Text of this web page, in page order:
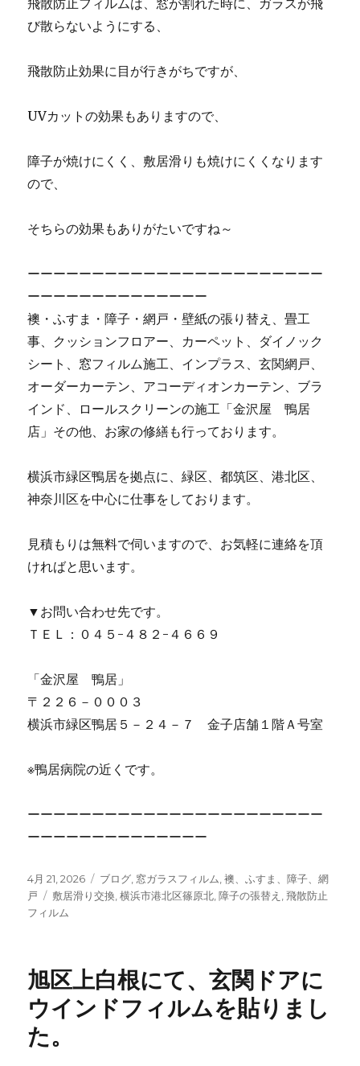
飛散防止フィルムは、窓が割れた時に、ガラスが飛
び散らないようにする、
飛散防止効果に目が行きがちですが、
UVカットの効果もありますので、
障子が焼けにくく、敷居滑りも焼けにくくなります
ので、
そちらの効果もありがたいですね～
ーーーーーーーーーーーーーーーーーーーーーーー
ーーーーーーーーーーーーーー
襖・ふすま・障子・網戸・壁紙の張り替え、畳工
事、クッションフロアー、カーペット、ダイノック
シート、窓フィルム施工、インプラス、玄関網戸、
オーダーカーテン、アコーディオンカーテン、ブラ
インド、ロールスクリーンの施工「金沢屋 鴨居
店」その他、お家の修繕も行っております。
横浜市緑区鴨居を拠点に、緑区、都筑区、港北区、
神奈川区を中心に仕事をしております。
見積もりは無料で伺いますので、お気軽に連絡を頂
ければと思います。
▼お問い合わせ先です。
ＴＥＬ：０４５-４８２-４６６９
「金沢屋 鴨居」
〒２２６－０００３
横浜市緑区鴨居５－２４－７ 金子店舗１階Ａ号室
※鴨居病院の近くです。
ーーーーーーーーーーーーーーーーーーーーーーー
ーーーーーーーーーーーーーー
投
稿
日:
4月 21, 2026
カ
テ
ブログ, 窓ガラスフィルム,襖、ふすま、障子、網
戸
タ
グ
敷居滑り交換,横浜市港北区篠原北,障子の張替え ,飛散防止
フィルム
旭区上白根にて、玄関ドアに
ウインドフィルムを貼りまし
た。